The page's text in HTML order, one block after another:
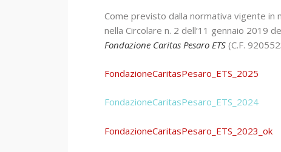
Come previsto dalla normativa vigente in
nella Circolare n. 2 dell’11 gennaio 2019
Fondazione Caritas Pesaro ETS (C.F.
FondazioneCaritasPesaro_ETS_2025
FondazioneCaritasPesaro_ETS_2024
FondazioneCaritasPesaro_ETS_2023_ok